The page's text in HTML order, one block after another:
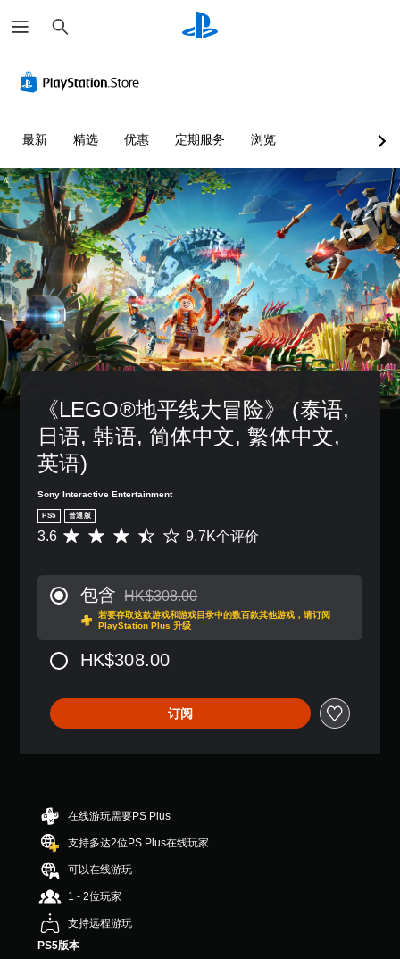
索
最新 精选 优惠 定期服务 浏览
《LEGO®地平线大冒险》 (泰语,
日语, 韩语, 简体中文, 繁体中文,
英语)
Sony Interactive Entertainment
PS5 普通版
平
K
个
评
价
）
3.6 9.7K个评价
包含 从原价HK$308.00折扣优惠
HK$308.00
若要存取这款游戏和游戏目录中的数百款其他游戏，请订阅
PlayStation Plus 升级
HK$308.00
订阅
在线游玩需要PS Plus
支持多达2位PS Plus在线玩家
可以在线游玩
1 - 2位玩家
支持远程游玩
PS5版本